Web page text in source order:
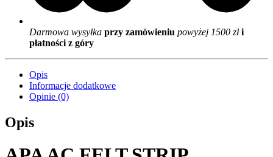
Darmowa wysyłka przy zamówieniu powyżej 1500 złi
płatności z góry
Opis
Informacje dodatkowe
Opinie (0)
Opis